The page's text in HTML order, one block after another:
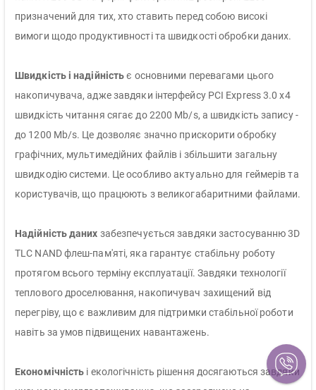
призначений для тих, хто ставить перед собою високі
вимоги щодо продуктивності та швидкості обробки даних.
Швидкість і надійністьє основними перевагами цього
накопичувача, адже завдяки інтерфейсу PCI Express 3.0 x4
швидкість читання сягає до 2200 Mb/s, а швидкість запису -
до 1200 Mb/s. Це дозволяє значно прискорити обробку
графічних, мультимедійних файлів і збільшити загальну
швидкодію системи. Це особливо актуально для геймерів та
користувачів, що працюють з великогабаритними файлами.
Надійність даних забезпечується завдяки застосуванню 3D
TLC NAND флеш-пам'яті, яка гарантує стабільну роботу
протягом всього терміну експлуатації. Завдяки технології
теплового дроселювання, накопичувач захищений від
перегріву, що є важливим для підтримки стабільної роботи
навіть за умов підвищених навантажень.
Економічність і екологічність рішення досягаються завдяки